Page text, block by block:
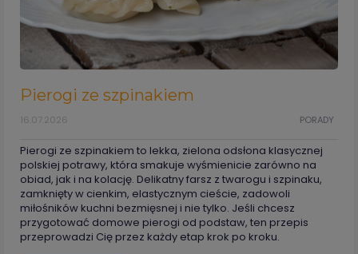
Pierogi ze szpinakiem
PORADY
16.07.2026
Pierogi ze szpinakiem to lekka, zielona odsłona klasycznej
polskiej potrawy, która smakuje wyśmienicie zarówno na
obiad, jak i na kolację. Delikatny farsz z twarogu i szpinaku,
zamknięty w cienkim, elastycznym cieście, zadowoli
miłośników kuchni bezmięsnej i nie tylko. Jeśli chcesz
przygotować domowe pierogi od podstaw, ten przepis
przeprowadzi Cię przez każdy etap krok po kroku.